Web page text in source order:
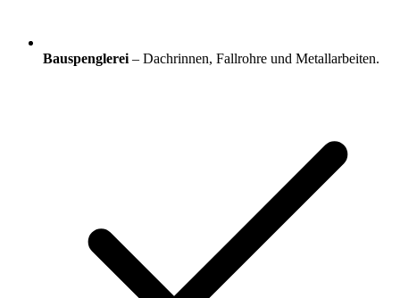
Bauspenglerei – Dachrinnen, Fallrohre und Metallarbeiten.